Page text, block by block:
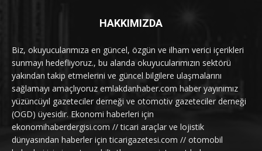
HAKKIMIZDA
Biz, okuyucularımıza en güncel, özgün ve ilham verici içerikleri
sunmayı hedefliyoruz., bu alanda okuyucularımızın sektörü
yakından takip etmelerini ve güncel bilgilere ulaşmalarını
sağlamayı amaçlıyoruz emlakdanhaber.com haber yayınımız
yüzüncüyıl gazeteciler derneği ve otomotiv gazeteciler derneği
(OGD) üyesidir. Ekonomi haberleri için
ekonomihaberdergisi.com // ticari araçlar ve lojistik
dünyasından haberler için ticarigazetesi.com // otomobil